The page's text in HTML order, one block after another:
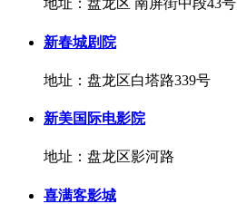
地址：盘龙区 南屏街中段43号
新春城剧院
地址：盘龙区白塔路339号
新美国际电影院
地址：盘龙区影河路
喜满客影城